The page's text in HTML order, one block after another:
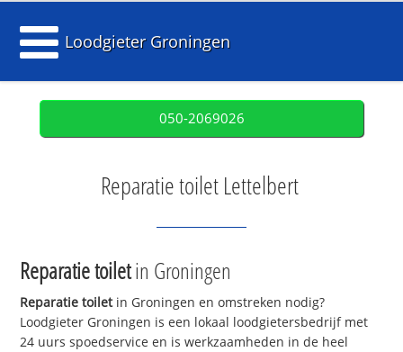
Loodgieter Groningen
050-2069026
Reparatie toilet Lettelbert
Reparatie toiletin Groningen
Reparatie toiletin Groningen en omstreken nodig?
Loodgieter Groningen is een lokaal loodgietersbedrijf met
24 uurs spoedservice en is werkzaamheden in de heel